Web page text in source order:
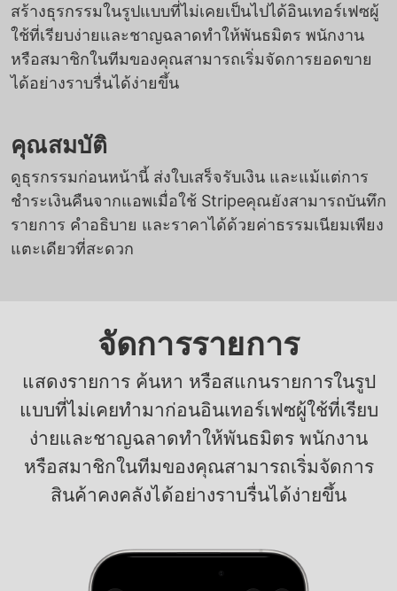
สร้างธุรกรรมในรูปแบบที่ไม่เคยเป็นไปได้อินเทอร์เฟซผู้
ใช้ที่เรียบง่ายและชาญฉลาดทำให้พันธมิตร พนักงาน
หรือสมาชิกในทีมของคุณสามารถเริ่มจัดการยอดขาย
ได้อย่างราบรื่นได้ง่ายขึ้น
คุณสมบัติ
ดูธุรกรรมก่อนหน้านี้ ส่งใบเสร็จรับเงิน และแม้แต่การ
ชำระเงินคืนจากแอพเมื่อใช้ Stripeคุณยังสามารถบันทึก
รายการ คำอธิบาย และราคาได้ด้วยค่าธรรมเนียมเพียง
แตะเดียวที่สะดวก
จัดการรายการ
แสดงรายการ ค้นหา หรือสแกนรายการในรูป
แบบที่ไม่เคยทำมาก่อนอินเทอร์เฟซผู้ใช้ที่เรียบ
ง่ายและชาญฉลาดทำให้พันธมิตร พนักงาน
หรือสมาชิกในทีมของคุณสามารถเริ่มจัดการ
สินค้าคงคลังได้อย่างราบรื่นได้ง่ายขึ้น